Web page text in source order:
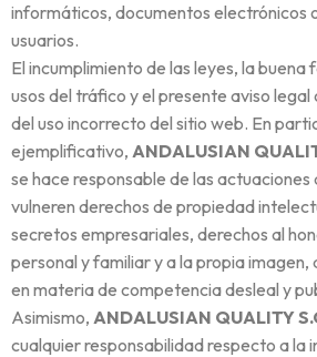
informáticos, documentos electrónicos
usuarios.
El incumplimiento de las leyes, la buena
usos del tráfico y el presente aviso
del uso incorrecto del sitio web. En
ejemplificativo, ANDALUSIAN
se hace responsable de las actuaciones
vulneren derechos de propiedad
secretos empresariales, derechos al
personal y familiar y a la propia
en materia de competencia desleal y
Asimismo, ANDALUSIAN QUALITY
cualquier responsabilidad respecto a la